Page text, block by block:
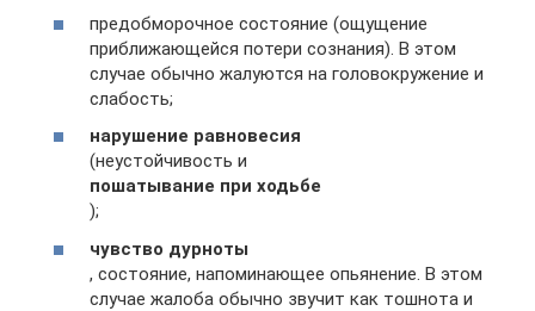
предобморочное состояние (ощущение
приближающейся потери сознания). В этом
случае обычно жалуются на головокружение и
слабость;
нарушение равновесия
(неустойчивость и
пошатывание при ходьбе
);
чувство дурноты
, состояние, напоминающее опьянение. В этом
случае жалоба обычно звучит как тошнота и